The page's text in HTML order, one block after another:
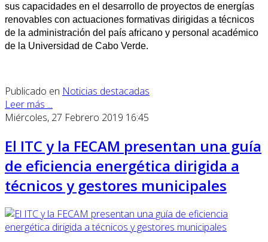
sus capacidades en el desarrollo de proyectos de energías
renovables con actuaciones formativas dirigidas a técnicos
de la administración del país africano y personal académico
de la Universidad de Cabo Verde.
Publicado en Noticias destacadas
Leer más ...
Miércoles, 27 Febrero 2019 16:45
El ITC y la FECAM presentan una guía
de eficiencia energética dirigida a
técnicos y gestores municipales